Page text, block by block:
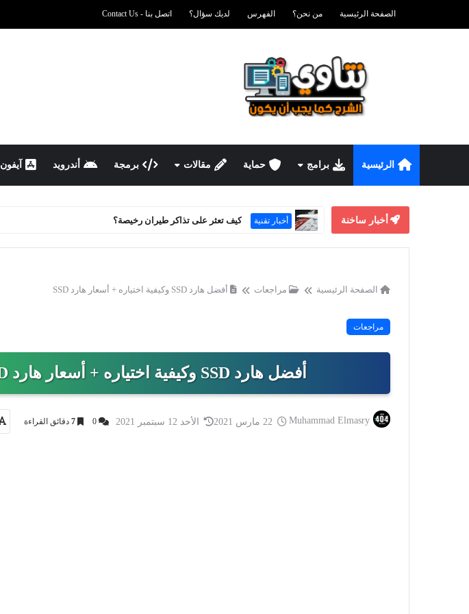
الصفحة الرئيسية من نحن؟ الفهرس لديك سؤال؟ اتصل بنا - Contact Us
الرئيسية برامج حماية مقالات برمجة أندرويد آيفون
أخبار ساخنة أخبار تقنية كيف تعثر على تذاكر طيران رخيصة؟
الصفحة الرئيسية مراجعات أفضل هارد SSD وكيفية اختياره + أسعار هارد SSD
مراجعات
أفضل هارد SSD وكيفية اختياره + أسعار هارد SSD
Muhammad Elmasry الأحد 12 سبتمبر 2021 0
7 دقائق القراءة